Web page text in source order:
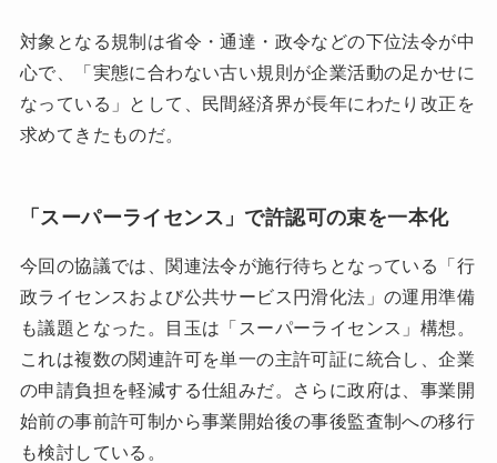
対象となる規制は省令・通達・政令などの下位法令が中
心で、「実態に合わない古い規則が企業活動の足かせに
なっている」として、民間経済界が長年にわたり改正を
求めてきたものだ。
「スーパーライセンス」で許認可の束を一本化
今回の協議では、関連法令が施行待ちとなっている「行
政ライセンスおよび公共サービス円滑化法」の運用準備
も議題となった。目玉は「スーパーライセンス」構想。
これは複数の関連許可を単一の主許可証に統合し、企業
の申請負担を軽減する仕組みだ。さらに政府は、事業開
始前の事前許可制から事業開始後の事後監査制への移行
も検討している。